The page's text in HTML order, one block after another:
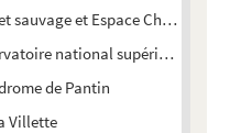
sauvage et Espace Chapiteaux
national supérieur de
de Pantin
Villette